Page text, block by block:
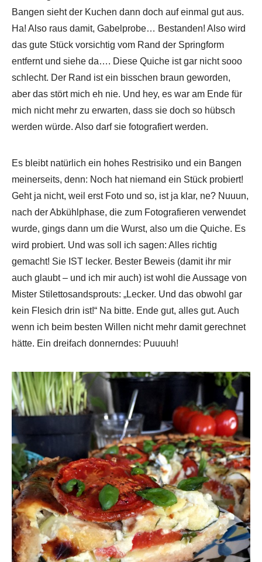
Bangen sieht der Kuchen dann doch auf einmal gut aus.
Ha! Also raus damit, Gabelprobe… Bestanden! Also wird
das gute Stück vorsichtig vom Rand der Springform
entfernt und siehe da…. Diese Quiche ist gar nicht sooo
schlecht. Der Rand ist ein bisschen braun geworden,
aber das stört mich eh nie. Und hey, es war am Ende für
mich nicht mehr zu erwarten, dass sie doch so hübsch
werden würde. Also darf sie fotografiert werden.
Es bleibt natürlich ein hohes Restrisiko und ein Bangen
meinerseits, denn: Noch hat niemand ein Stück probiert!
Geht ja nicht, weil erst Foto und so, ist ja klar, ne? Nuuun,
nach der Abkühlphase, die zum Fotografieren verwendet
wurde, gings dann um die Wurst, also um die Quiche. Es
wird probiert. Und was soll ich sagen: Alles richtig
gemacht! Sie IST lecker. Bester Beweis (damit ihr mir
auch glaubt – und ich mir auch) ist wohl die Aussage von
Mister Stilettosandsprouts: „Lecker. Und das obwohl gar
kein Flesich drin ist!“ Na bitte. Ende gut, alles gut. Auch
wenn ich beim besten Willen nicht mehr damit gerechnet
hätte. Ein dreifach donnerndes: Puuuuh!